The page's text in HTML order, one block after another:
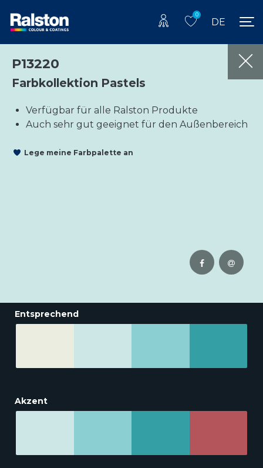
0
DE
P13220
Farbkollektion Pastels
Verfügbar für alle Ralston Produkte
Auch sehr gut geeignet für den Außenbereich
Lege meine Farbpalette an
Entsprechend
Akzent